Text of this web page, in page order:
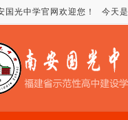
国光中学官网欢迎您！ 今天是